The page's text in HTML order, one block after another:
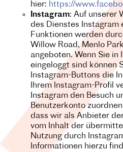
hier: https://
Instagram: Auf unserer
des Dienstes Instagram
Funktionen werden
Willow Road, Menlo
angeboten. Wenn Sie
eingeloggt sind können
Instagram-Buttons die
Ihrem Instagram-Profil
Instagram den Besuch
Benutzerkonto
dass wir als Anbieter
vom Inhalt der
Nutzung durch
Informationen hierzu